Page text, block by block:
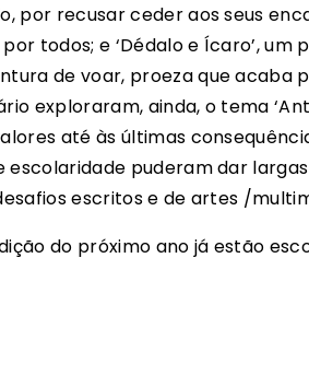
por recusar ceder aos seus
todos; e ‘Dédalo e Ícaro’, um
de voar, proeza que acaba
exploraram, ainda, o tema
até às últimas
escolaridade puderam dar
escritos e de artes /
do próximo ano já estão